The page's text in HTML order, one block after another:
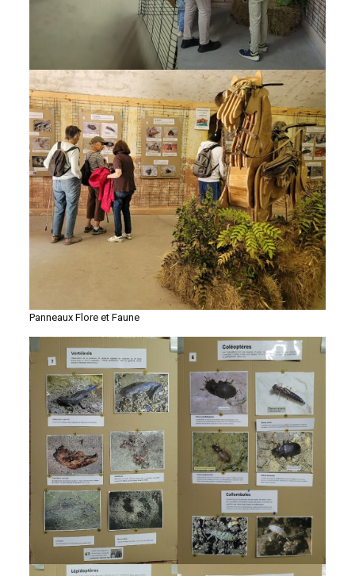
Panneaux Flore et Faune